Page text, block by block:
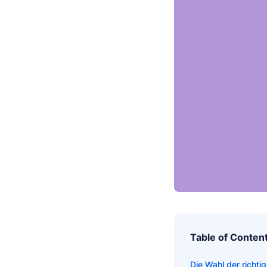
Table of
Die Wahl der